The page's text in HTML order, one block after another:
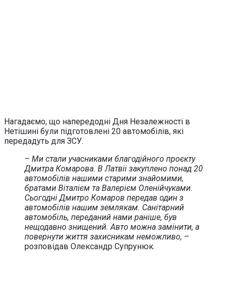
Нагадаємо, що напередодні Дня Незалежності в
Нетішині були підготовлені 20 автомобілів, які
передадуть для ЗСУ.
– Ми стали учасниками благодійного проєкту
Дмитра Комарова. В Латвіі закуплено понад 20
автомобілів нашими старими знайомими,
братами Віталієм та Валерієм Оленійчуками.
Сьогодні Дмитро Комаров передав один з
автомобілів нашим землякам. Санітарний
автомобіль, переданий нами раніше, був
нещодавно знищений. Авто можна замінити, а
повернути життя захисникам неможливо, –
розповідав Олександр Супрунюк.